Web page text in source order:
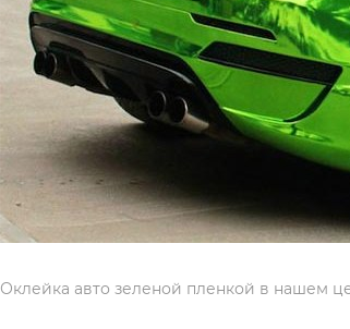
Оклейка авто зеленой пленкой в нашем